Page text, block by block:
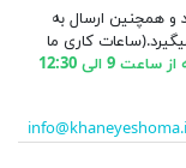
و همچنین ارسال به
کاری ما
9 الی 12:30